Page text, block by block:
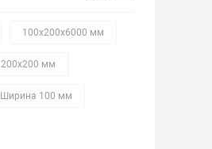
100х200х6000 мм
200х200 мм
Ширина 100 мм